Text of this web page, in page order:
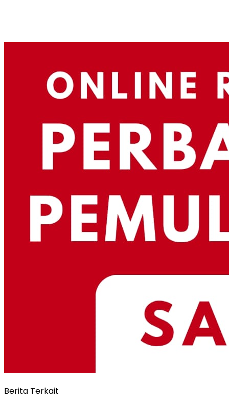
Berita Terkait